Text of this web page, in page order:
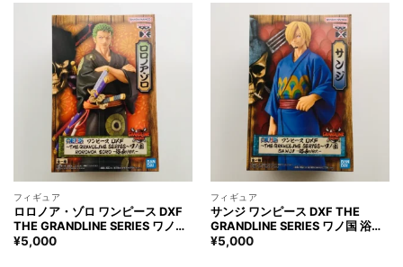
フィギュア
ロロノア・ゾロ ワンピース DXF
THE GRANDLINE SERIES ワノ国
浴衣 ver. フィギュア ONE PIECE
¥5,000
フィギュア
サンジ ワンピース DXF THE
GRANDLINE SERIES ワノ国 浴衣
ver. フィギュア ONE PIECE
¥5,000